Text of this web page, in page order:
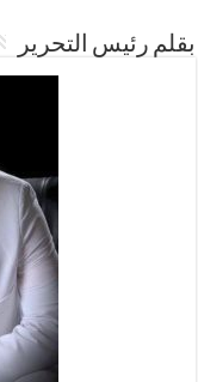
بقلم رئيس التحرير